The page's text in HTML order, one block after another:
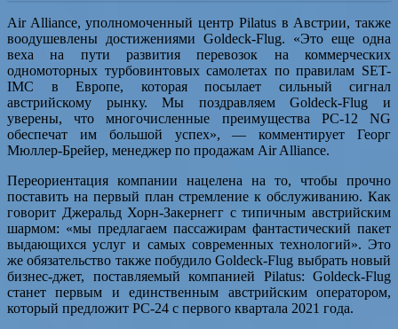
Air Alliance, уполномоченный центр Pilatus в Австрии, также
воодушевлены достижениями Goldeck-Flug. «Это еще одна
веха на пути развития перевозок на коммерческих
одномоторных турбовинтовых самолетах по правилам SET-
IMC в Европе, которая посылает сильный сигнал
австрийскому рынку. Мы поздравляем Goldeck-Flug и
уверены, что многочисленные преимущества PC-12 NG
обеспечат им большой успех», — комментирует Георг
Мюллер-Брейер, менеджер по продажам Air Alliance.
Переориентация компании нацелена на то, чтобы прочно
поставить на первый план стремление к обслуживанию. Как
говорит Джеральд Хорн-Закернегг с типичным австрийским
шармом: «мы предлагаем пассажирам фантастический пакет
выдающихся услуг и самых современных технологий». Это
же обязательство также побудило Goldeck-Flug выбрать новый
бизнес-джет, поставляемый компанией Pilatus: Goldeck-Flug
станет первым и единственным австрийским оператором,
который предложит PC-24 с первого квартала 2021 года.